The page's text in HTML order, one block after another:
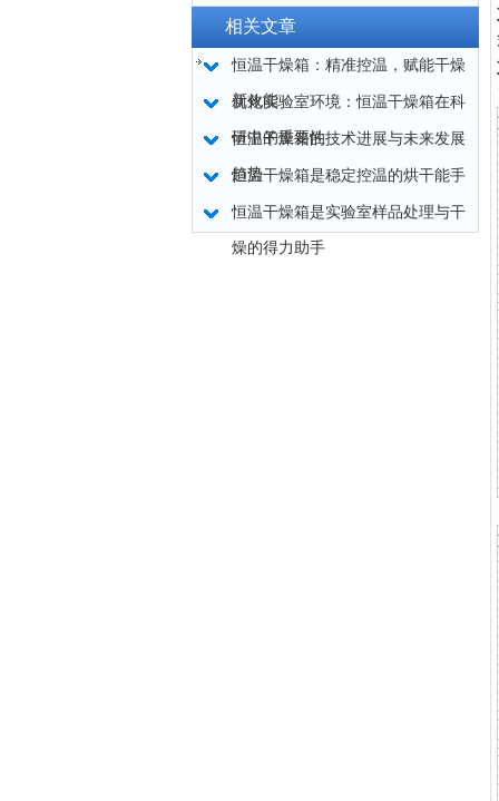
相关文章
恒温干燥箱：精准控温，赋能干燥
新效能
优化实验室环境：恒温干燥箱在科
研中的重要性
恒温干燥箱的技术进展与未来发展
趋势
恒温干燥箱是稳定控温的烘干能手
恒温干燥箱是实验室样品处理与干
燥的得力助手